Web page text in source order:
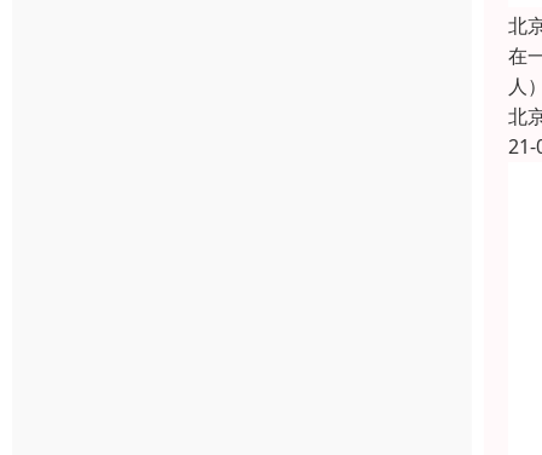
北
在
人
北
21-